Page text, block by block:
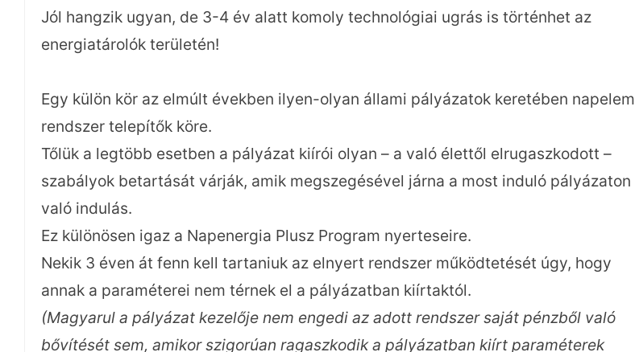
Jól hangzik ugyan, de 3-4 év alatt komoly technológiai ugrás is történhet az
energiatárolók területén!
Egy külön kör az elmúlt években ilyen-olyan állami pályázatok keretében napelem
rendszer telepítők köre.
Tőlük a legtöbb esetben a pályázat kiírói olyan – a való élettől elrugaszkodott –
szabályok betartását várják, amik megszegésével járna a most induló pályázaton
való indulás.
Ez különösen igaz a Napenergia Plusz Program nyerteseire.
Nekik 3 éven át fenn kell tartaniuk az elnyert rendszer működtetését úgy, hogy
annak a paraméterei nem térnek el a pályázatban kiírtaktól.
(Magyarul a pályázat kezelője nem engedi az adott rendszer saját pénzből való
bővítését sem, amikor szigorúan ragaszkodik a pályázatban kiírt paraméterek